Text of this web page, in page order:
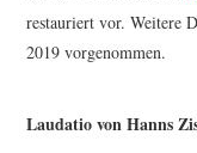
restauriert vor. Weitere
2019 vorgenommen.
Laudatio von Hanns